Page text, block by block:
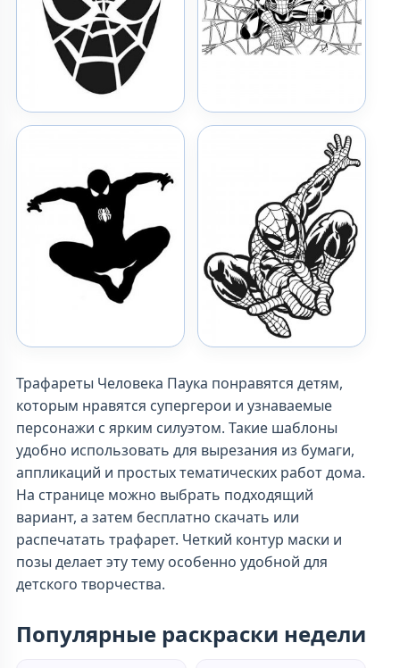
Трафареты Человека Паука понравятся детям,
которым нравятся супергерои и узнаваемые
персонажи с ярким силуэтом. Такие шаблоны
удобно использовать для вырезания из бумаги,
аппликаций и простых тематических работ дома.
На странице можно выбрать подходящий
вариант, а затем бесплатно скачать или
распечатать трафарет. Четкий контур маски и
позы делает эту тему особенно удобной для
детского творчества.
Популярные раскраски недели